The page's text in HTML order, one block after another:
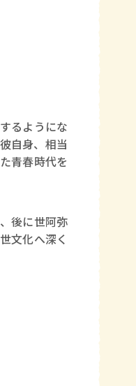
るようにな
自身、相当
青春時代を
後に世阿弥
文化へ深く